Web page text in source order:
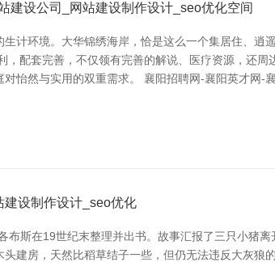
建设公司_网站建设制作设计_seo优化空间
计环境。大华锦绣海岸，恰是这么一个集居住、逍
配套完善，不仅领有完善的解说、医疗资源，还
怡然与实用的双重需求。 襄阳招聘网-襄阳英才网-
设制作设计_seo优化
布斯在19世纪末整理并出书。故事汇报了三只小猪
建房，天然比稻草结子一些，但仍无法违反大灰狼